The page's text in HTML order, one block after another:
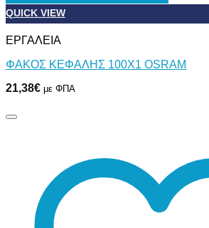
QUICK VIEW
ΕΡΓΑΛΕΙΑ
ΦΑΚΟΣ ΚΕΦΑΛΗΣ 100Χ1 OSRAM
21,38€ με ΦΠΑ